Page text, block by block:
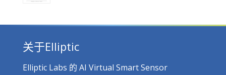
关于Elliptic
Elliptic Labs 的 AI Virtual Smart Sensor